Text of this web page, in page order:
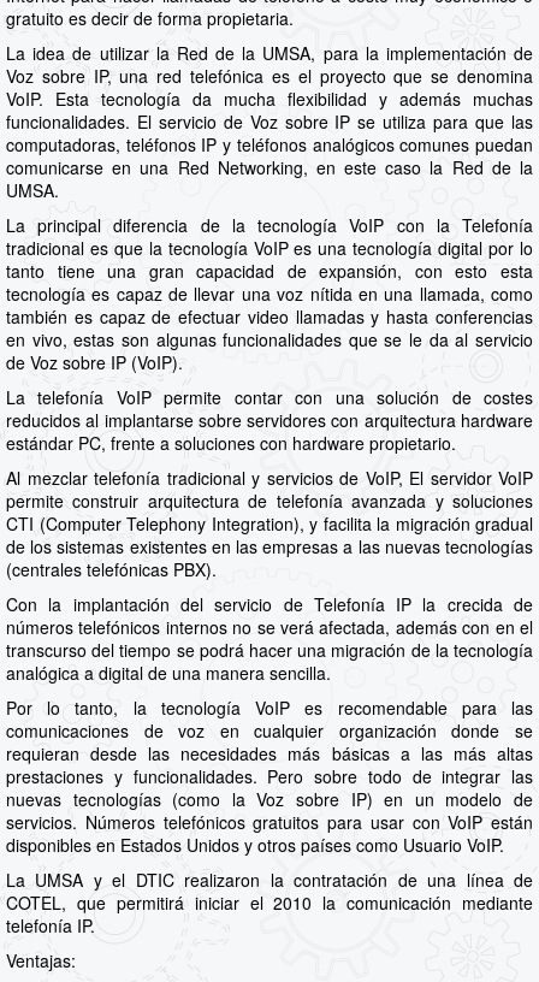
gratuito es decir de forma propietaria.
La idea de utilizar la Red de la UMSA, para la implementación de
Voz sobre IP, una red telefónica es el proyecto que se denomina
VoIP. Esta tecnología da mucha flexibilidad y además muchas
funcionalidades. El servicio de Voz sobre IP se utiliza para que las
computadoras, teléfonos IP y teléfonos analógicos comunes puedan
comunicarse en una Red Networking, en este caso la Red de la
UMSA.
La principal diferencia de la tecnología VoIP con la Telefonía
tradicional es que la tecnología VoIP es una tecnología digital por lo
tanto tiene una gran capacidad de expansión, con esto esta
tecnología es capaz de llevar una voz nítida en una llamada, como
también es capaz de efectuar video llamadas y hasta conferencias
en vivo, estas son algunas funcionalidades que se le da al servicio
de Voz sobre IP (VoIP).
La telefonía VoIP permite contar con una solución de costes
reducidos al implantarse sobre servidores con arquitectura hardware
estándar PC, frente a soluciones con hardware propietario.
Al mezclar telefonía tradicional y servicios de VoIP, El servidor VoIP
permite construir arquitectura de telefonía avanzada y soluciones
CTI (Computer Telephony Integration), y facilita la migración gradual
de los sistemas existentes en las empresas a las nuevas tecnologías
(centrales telefónicas PBX).
Con la implantación del servicio de Telefonía IP la crecida de
números telefónicos internos no se verá afectada, además con en el
transcurso del tiempo se podrá hacer una migración de la tecnología
analógica a digital de una manera sencilla.
Por lo tanto, la tecnología VoIP es recomendable para las
comunicaciones de voz en cualquier organización donde se
requieran desde las necesidades más básicas a las más altas
prestaciones y funcionalidades. Pero sobre todo de integrar las
nuevas tecnologías (como la Voz sobre IP) en un modelo de
servicios. Números telefónicos gratuitos para usar con VoIP están
disponibles en Estados Unidos y otros países como Usuario VoIP.
La UMSA y el DTIC realizaron la contratación de una línea de
COTEL, que permitirá iniciar el 2010 la comunicación mediante
telefonía IP.
Ventajas: